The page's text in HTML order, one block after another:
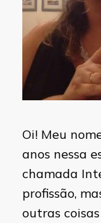
Oi! Meu
anos nessa
chamada
profissão,
outras